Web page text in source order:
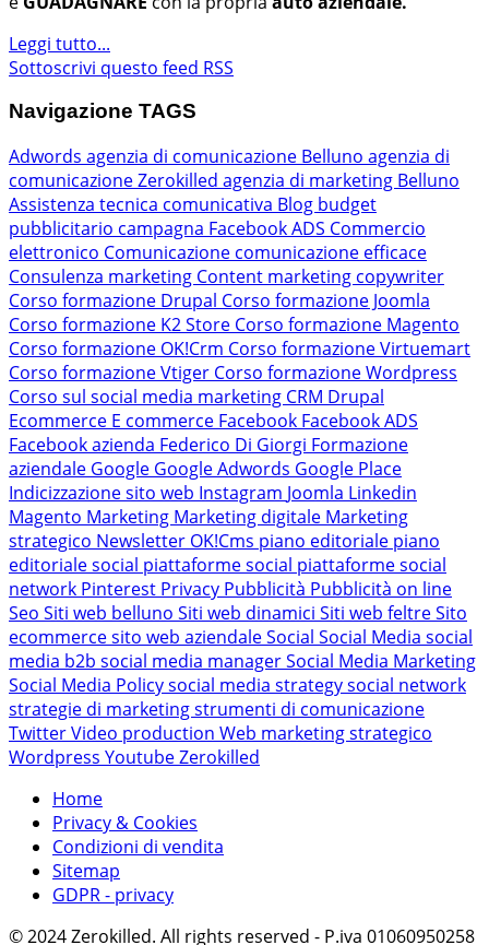
Leggi tutto...
Sottoscrivi questo feed RSS
Navigazione TAGS
Adwords agenzia di comunicazione Belluno agenzia di
comunicazione Zerokilled agenzia di marketing Belluno
Assistenza tecnica comunicativa Blog budget
pubblicitario campagna Facebook ADS Commercio
elettronico Comunicazione comunicazione efficace
Consulenza marketing Content marketing copywriter
Corso formazione Drupal Corso formazione Joomla
Corso formazione K2 Store Corso formazione Magento
Corso formazione OK!Crm Corso formazione Virtuemart
Corso formazione Vtiger Corso formazione Wordpress
Corso sul social media marketing CRM Drupal
Ecommerce E commerce Facebook Facebook ADS
Facebook azienda Federico Di Giorgi Formazione
aziendale Google Google Adwords Google Place
Indicizzazione sito web Instagram Joomla Linkedin
Magento Marketing Marketing digitale Marketing
strategico Newsletter OK!Cms piano editoriale piano
editoriale social piattaforme social piattaforme social
network Pinterest Privacy Pubblicità Pubblicità on line
Seo Siti web belluno Siti web dinamici Siti web feltreSito
ecommercesito web aziendaleSocial Social Media social
media b2b social media managerSocial Media Marketing
Social Media Policysocial media strategysocial network
strategie di marketingstrumenti di comunicazione
TwitterVideo production Web marketing strategico
Wordpress YoutubeZerokilled
Home
Privacy & Cookies
Condizioni di vendita
Sitemap
GDPR - privacy
© 2024 Zerokilled. All rights reserved - P.iva 01060950258